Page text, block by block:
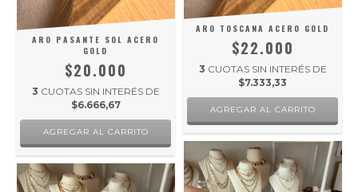
ARO PASANTE SOL ACERO
GOLD
$20.000
3 CUOTAS SIN INTERÉS DE
$6.666,67
ARO TOSCANA ACERO GOLD
$22.000
3 CUOTAS SIN INTERÉS DE
$7.333,33